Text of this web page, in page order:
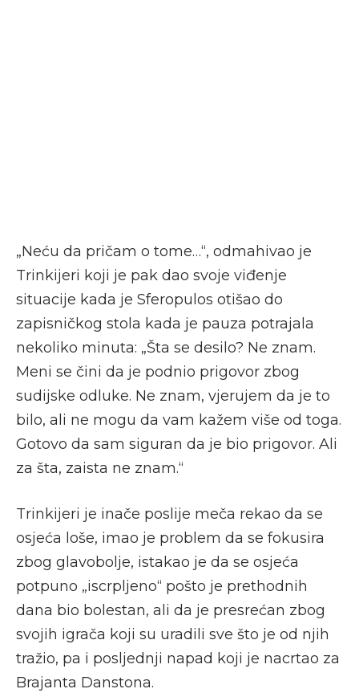
„Neću da pričam o tome…“, odmahivao je
Trinkijeri koji je pak dao svoje viđenje
situacije kada je Sferopulos otišao do
zapisničkog stola kada je pauza potrajala
nekoliko minuta: „Šta se desilo? Ne znam.
Meni se čini da je podnio prigovor zbog
sudijske odluke. Ne znam, vjerujem da je to
bilo, ali ne mogu da vam kažem više od toga.
Gotovo da sam siguran da je bio prigovor. Ali
za šta, zaista ne znam.“
Trinkijeri je inače poslije meča rekao da se
osjeća loše, imao je problem da se fokusira
zbog glavobolje, istakao je da se osjeća
potpuno „iscrpljeno“ pošto je prethodnih
dana bio bolestan, ali da je presrećan zbog
svojih igrača koji su uradili sve što je od njih
tražio, pa i posljednji napad koji je nacrtao za
Brajanta Danstona.